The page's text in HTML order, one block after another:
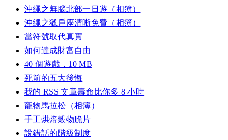
沖繩之無腦北部一日遊（相簿）
沖繩之獵戶座清晰免費（相簿）
當符號取代真實
如何達成財富自由
40 個遊戲，10 MB
死前的五大後悔
我的 RSS 文章壽命比你多 8 小時
寵物馬拉松（相簿）
手工烘焙穀物脆片
說錯話的階級制度